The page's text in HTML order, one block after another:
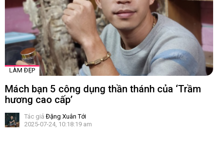
LÀM ĐẸP
Mách bạn 5 công dụng thần thánh của ‘Trầm
hương cao cấp’
Tác giả Đặng Xuân Tới
2025-07-24, 10:18:19 am